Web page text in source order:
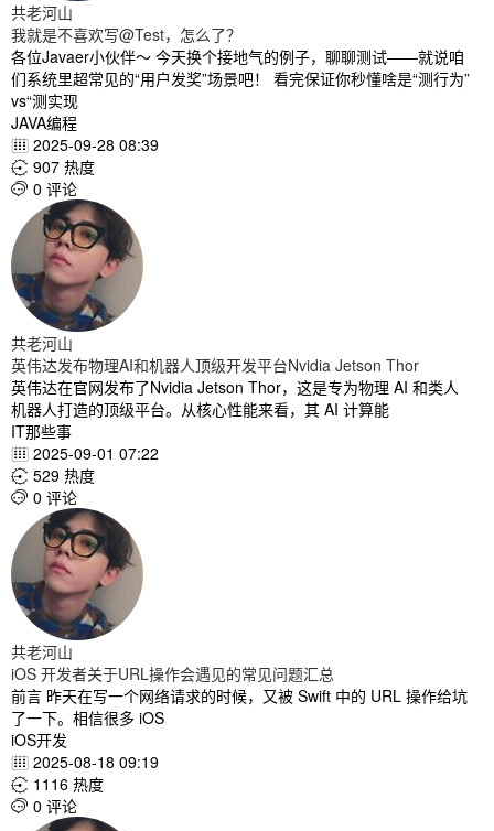
共老河山
我就是不喜欢写@Test，怎么了？
各位Javaer小伙伴～ 今天换个接地气的例子，聊聊测试——就说咱
们系统里超常见的“用户发奖”场景吧！ 看完保证你秒懂啥是“测行为”
vs“测实现
JAVA编程
 2025-09-28 08:39
 907 热度
 0 评论
共老河山
英伟达发布物理AI和机器人顶级开发平台Nvidia Jetson Thor
英伟达在官网发布了Nvidia Jetson Thor，这是专为物理 AI 和类人
机器人打造的顶级平台。从核心性能来看，其 AI 计算能
IT那些事
 2025-09-01 07:22
 529 热度
 0 评论
共老河山
iOS 开发者关于URL操作会遇见的常见问题汇总
前言 昨天在写一个网络请求的时候，又被 Swift 中的 URL 操作给坑
了一下。相信很多 iOS
iOS开发
 2025-08-18 09:19
 1116 热度
 0 评论